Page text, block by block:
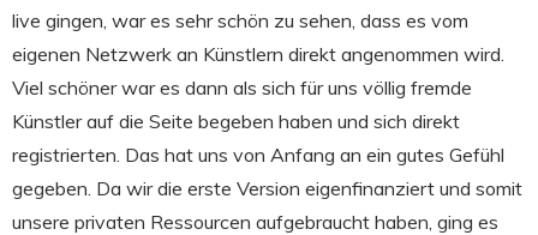
live gingen, war es sehr schön zu sehen, dass es vom
eigenen Netzwerk an Künstlern direkt angenommen wird.
Viel schöner war es dann als sich für uns völlig fremde
Künstler auf die Seite begeben haben und sich direkt
registrierten. Das hat uns von Anfang an ein gutes Gefühl
gegeben. Da wir die erste Version eigenfinanziert und somit
unsere privaten Ressourcen aufgebraucht haben, ging es